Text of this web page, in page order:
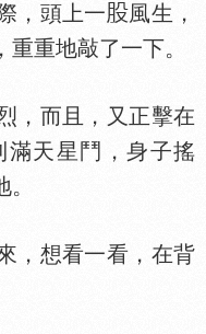
，頭上一
風生，
重地敲了一下。
而且，又正擊在
滿天星鬥，身子搖
想看一看，在背